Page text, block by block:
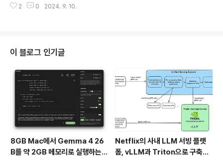
선호하지 않는 자바 개발..
것은 추가적인 작업이 필요할 수 있습니다. 이 문제를 해결
서비스 디스커버리, 설정 관리, 로드 밸런싱 등 여러 클라우
드 네이티브 기능을 손쉽게 사용할 수 있게 해줍니다.이 글
에서는 Spring Cloud Kubernetes의 주요 기능과 이를
사용했을 때의 장점, 그리고 Gradle 기반 프로젝트로 주
요 기능들을 설명합니다.1..
2 0 2024. 9. 10.
이 블로그 인기글
8GB Mac에서 Gemma 4 26
B를 약 2GB 메모리로 실행하는 T
Netflix의 사내 LLM 서빙 플랫
폼, vLLM과 Triton으로 구축한